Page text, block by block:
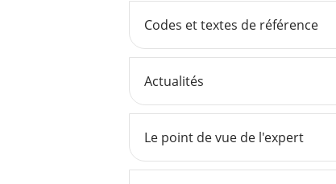
Codes et textes de référence
Actualités
Le point de vue de l'expert